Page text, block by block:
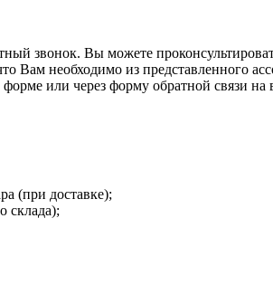
звонок. Вы можете
Вам необходимо из представленного
или через форму обратной связи
(при доставке);
склада);